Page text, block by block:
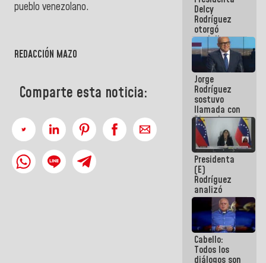
pueblo venezolano.
REDACCIÓN MAZO
Comparte esta noticia:
planes de
acción
Delcy
Rodríguez
otorgó
medalla
"Héroe de
Venezuela"
a servidores
públicos
Jorge
Rodríguez
sostuvo
llamada con
Dinorah
Figuera y
acuerdan
primer
encuentro
presencial
para el
diálogo
Presidenta
(E)
Rodríguez
analizó
junto a
gobernadores
planes de
recuperación
del Sistema
Eléctrico
Cabello:
Todos los
diálogos son